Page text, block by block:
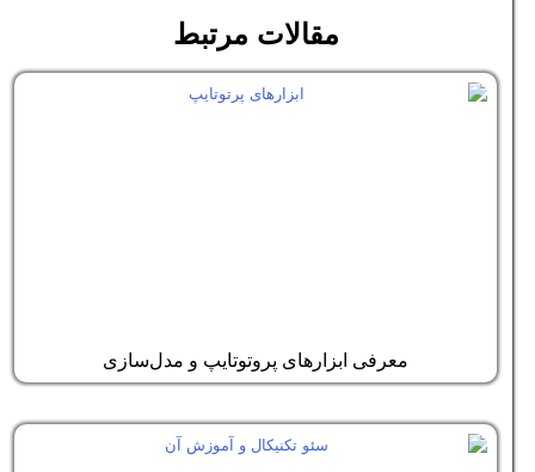
مقالات مرتبط
معرفی ابزارهای پروتوتایپ و مدل‌سازی